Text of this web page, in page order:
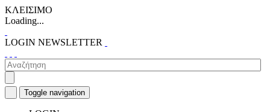
ΚΛΕΙΣΙΜΟ
Loading...
LOGIN NEWSLETTER
Toggle navigation